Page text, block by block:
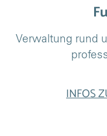
Verwaltung rund
INFOS